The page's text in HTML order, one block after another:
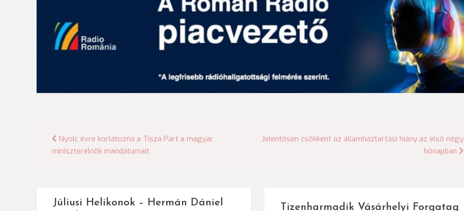
Bejegyzés
Nyolc évre korlátozná a Tisza Párt a magyar
miniszterelnök mandátumait
Jelentősen csökkent az államháztartási hiány az első négy
hónapban
Júliusi Helikonok – Hermán Dániel
Tizenharmadik Vásárhelyi Forgatag